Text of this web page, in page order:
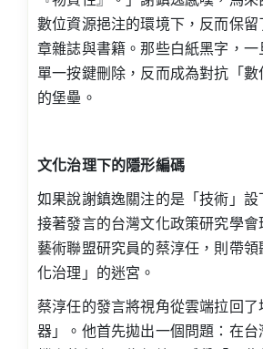
數位資源挹注的環境下，反而保留
章雜誌與書籍。那些白紙黑字，
單一按鍵刪除，反而成為對抗「
的堡壘。
文化治理下的隱形編碼
如果說謝鎮逸關注的是「技術」設
接著發言的台灣文化政策研究學會
藝術聯盟研究員的蔡淳任，則帶
化治理」的迷宮。
蔡淳任的發言將視角從雲端拉回
器」。他首先拋出一個問題：在